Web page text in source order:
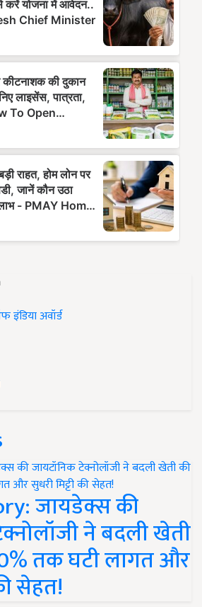
इंडिया अवॉर्ड
जायडेक्स की
ने बदली खेती
तक घटी लागत और
सेहत!